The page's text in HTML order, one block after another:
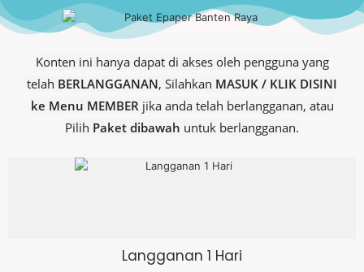
Konten ini hanya dapat di akses oleh pengguna yang
telah BERLANGGANAN, Silahkan MASUK / KLIK DISINI
ke Menu MEMBER jika anda telah berlangganan, atau
Pilih Paket dibawah untuk berlangganan.
Langganan 1 Hari